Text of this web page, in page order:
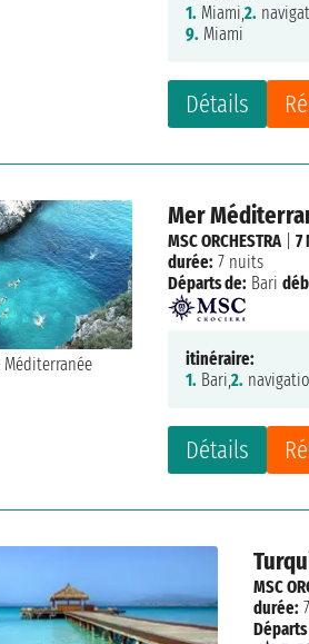
Détails
1. Miami,2.
9. Miami
Mer
Détails
MSC ORCHESTRA |7
durée: 7 nuits
Départs de: Bari
itinéraire:
1. Bari,2.
MSC
durée: